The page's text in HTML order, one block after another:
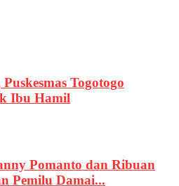
Togotogo
Ibu Hamil
Pomanto dan Ribuan
Pemilu Damai...